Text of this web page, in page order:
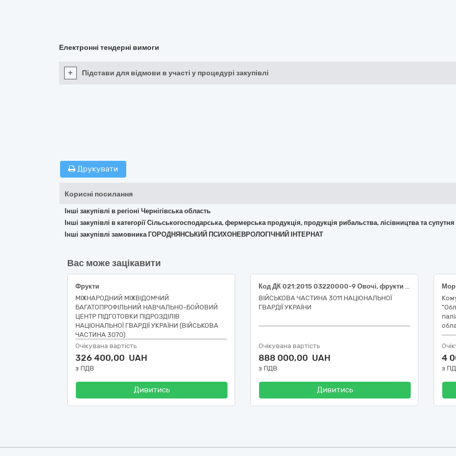
Електронні тендерні вимоги
+ Підстави для відмови в участі у процедурі закупівлі
Друкувати
Корисні посилання
Інші закупівлі в регіоні Чернігівська область
Інші закупівлі в категорії Сільськогосподарська, фермерська продукція, продукція рибальства, лісівництва та
Інші закупівлі замовника ГОРОДНЯНСЬКИЙ ПСИХОНЕВРОЛОГІЧНИЙ ІНТЕРНАТ
Вас може зацікавити
Фрукти
МІЖНАРОДНИЙ МІЖВІДОМЧИЙ
БАГАТОПРОФІЛЬНИЙ НАВЧАЛЬНО-БОЙОВИЙ
ЦЕНТР ПІДГОТОВКИ ПІДРОЗДІЛІВ
НАЦІОНАЛЬНОЇ ГВАРДІЇ УКРАЇНИ (ВІЙСЬКОВА
ЧАСТИНА 3070)
Очікувана вартість
326 400,00 UAH
з ПДВ
Дивитись
Код ДК 021:2015 03220000-9 Овочі, фрукти та горіхи (Код ДК 021:2015 03221240-0 помідори свіжі, Код ДК 021:2015 03221270-9 огірки свіжі, Код ДК 021:2015 03221110-0 редис, Код ДК 021:2015 03221250-3 кабачок, Код ДК 021:2015 03221230-7 перець болгарський, Код ДК 021:2015 03221400-0 капуста пекінська врожаю 2026 року, Код ДК 021:2015 03221410-3 капуста молода врожаю 2026 року)
ВІЙСЬКОВА ЧАСТИНА 3011 НАЦІОНАЛЬНОЇ
ГВАРДІЇ УКРАЇНИ
Очікувана вартість
888 000,00 UAH
з ПДВ
Дивитись
4
з